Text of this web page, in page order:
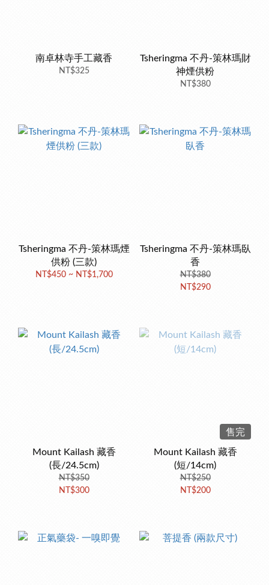
南卓林寺手工藏香
NT$325
Tsheringma 不丹-策林瑪財
神煙供粉
NT$380
Tsheringma 不丹-策林瑪煙
供粉 (三款)
NT$450 ~ NT$1,700
Tsheringma 不丹-策林瑪臥
香
NT$380
NT$290
Mount Kailash 藏香
(長/24.5cm)
NT$350
NT$300
售完
Mount Kailash 藏香
(短/14cm)
NT$250
NT$200